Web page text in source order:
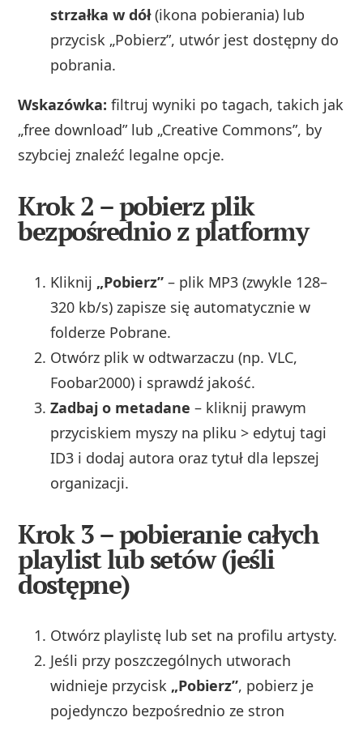
strzałka w dół(ikona pobierania) lub
przycisk „Pobierz”, utwór jest dostępny do
pobrania.
Wskazówka: filtruj wyniki po tagach, takich jak
„free download” lub „Creative Commons”, by
szybciej znaleźć legalne opcje.
Krok 2 – pobierz plik
bezpośrednio z platformy
Kliknij „Pobierz” – plik MP3 (zwykle 128–
320 kb/s) zapisze się automatycznie w
folderze Pobrane.
Otwórz plik w odtwarzaczu (np. VLC,
Foobar2000) i sprawdź jakość.
Zadbaj o metadane – kliknij prawym
przyciskiem myszy na pliku > edytuj tagi
ID3 i dodaj autora oraz tytuł dla lepszej
organizacji.
Krok 3 – pobieranie całych
playlist lub setów (jeśli
dostępne)
Otwórz playlistę lub set na profilu artysty.
Jeśli przy poszczególnych utworach
widnieje przycisk „Pobierz”, pobierz je
pojedynczo bezpośrednio ze stron